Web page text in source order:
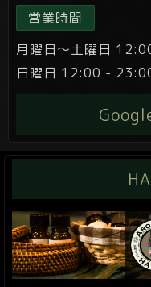
営業時間
月曜日～土曜日
日曜日 12:00 -